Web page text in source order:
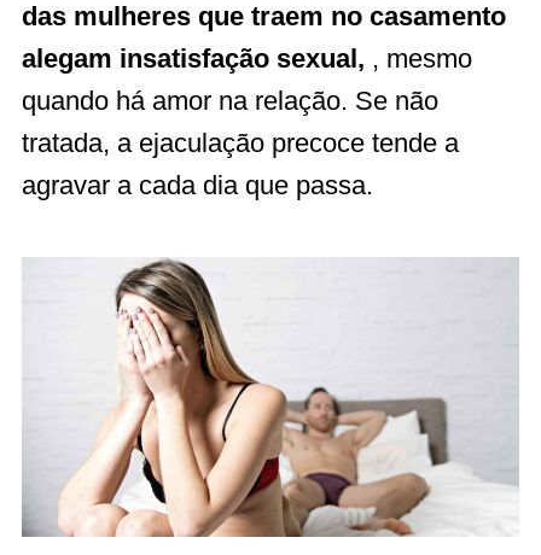
das mulheres que traem no casamento
alegam insatisfação sexual, , mesmo
quando há amor na relação. Se não
tratada, a ejaculação precoce tende a
agravar a cada dia que passa.